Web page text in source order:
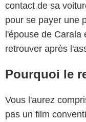
contact de sa
pour se payer une
l'épouse de
retrouver après
Pourquoi le
Vous l'aurez
pas un film